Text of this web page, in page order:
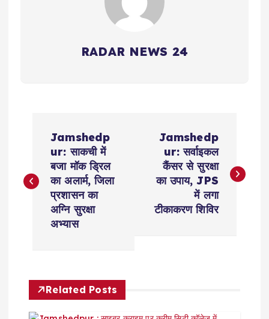
RADAR NEWS 24
s
a
v
Jamshedp
ur: साकची में
बजा मॉक ड्रिल
का अलार्म, जिला
प्रशासन का
अग्नि सुरक्षा
अभ्यास
Jamshedp
ur: सर्वाइकल
कैंसर से सुरक्षा
का उपाय, JPS
में लगा
टीकाकरण शिविर
Related Posts